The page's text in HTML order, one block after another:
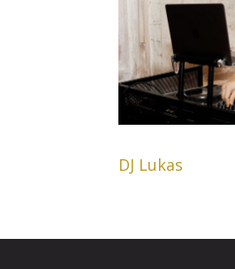
DJ Lukas